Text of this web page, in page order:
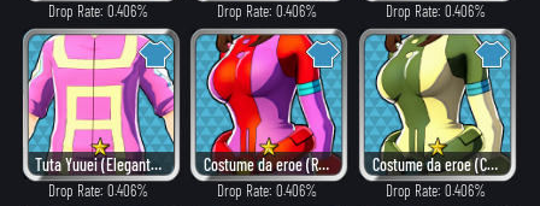
Drop Rate: 0.406% Drop Rate: 0.406% Drop Rate: 0.406%
Tuta Yuuei (Elegante)
Drop Rate: 0.406%
Costume da eroe (Rovente)
Drop Rate: 0.406%
Costume da eroe (Combattimento)
Drop Rate: 0.406%